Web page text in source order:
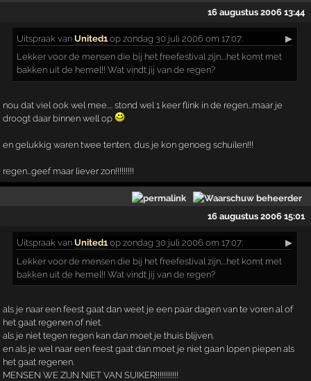
16 augustus 2006 13:44
Uitspraak vanUnited1 op zondag 30 juli 2006 om 17:07:
▶
Lekker voor de mensen die bij het freefestival zijn....het komt met
bakken uit de hemel!! Wat vindt jij van de regen?
nou dat viel ook wel mee.... stond wel 1 keer flink in de regen...maar je
droogt daar binnen well op
en gelukkig waren twee tenten, dus je kon genoeg schuilen!!!
regen...geef maar liever zon!!!!!!!!!
16 augustus 2006 15:01
Uitspraak vanUnited1op zondag 30 juli 2006 om 17:07:
▶
Lekker voor de mensen die bij het freefestival zijn....het komt met
bakken uit de hemel!! Wat vindt jij van de regen?
als je naar een feest gaat dan weet je een paar dagen van te voren al of
het gaat regenen of niet.
als je niet tegen regen kan dan moet je thuis blijven.
en als je wel naar een feest gaat dan moet je niet gaan lopen piepen als
het gaat regenen.
MENSEN WE ZIJN NIET VAN SUIKER!!!!!!!!!!!